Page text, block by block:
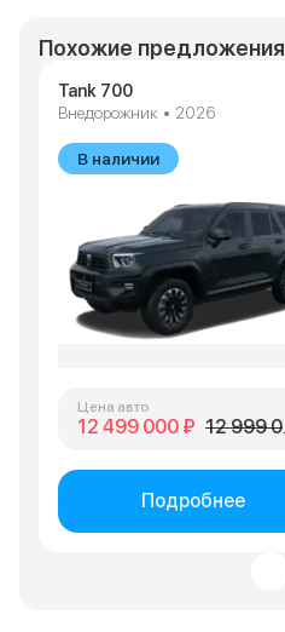
Похожие предложения
Tank 700
Внедорожник • 2026
В наличии
Цена авто
12 499 000 ₽ 12 999 000 ₽
Подробнее